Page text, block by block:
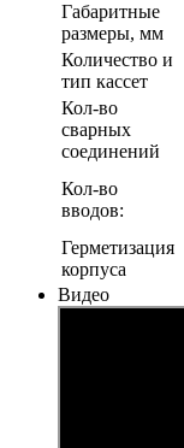
Габаритные
размеры, мм
Количество и
тип кассет
Кол-во
сварных
соединений
Кол-во
вводов:
Герметизация
корпуса
Видео